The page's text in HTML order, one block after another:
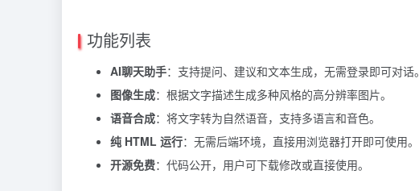
功能列表
AI聊天助手：支持提问、建议和文本生成，无需登录即可对话。
图像生成：根据文字描述生成多种风格的高分辨率图片。
语音合成：将文字转为自然语音，支持多语言和音色。
纯 HTML 运行：无需后端环境，直接用浏览器打开即可使用。
开源免费：代码公开，用户可下载修改或直接使用。